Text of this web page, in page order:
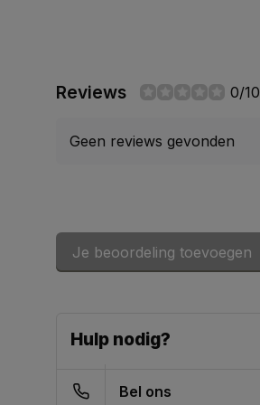
Reviews 0/10
Geen reviews gevonden
Je beoordeling toevoegen
Hulp nodig?
Bel ons